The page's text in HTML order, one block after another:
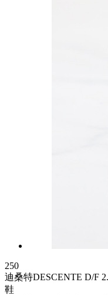
250
迪桑特DESCENTE D/F
鞋